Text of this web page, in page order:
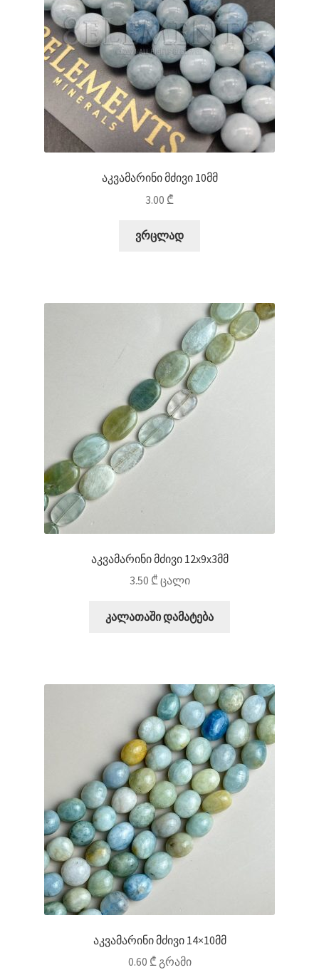
აკვამარინი მძივი 10მმ
3.00 ₾
ვრცლად
აკვამარინი მძივი 12x9x3მმ
3.50 ₾ცალი
კალათაში დამატება
აკვამარინი მძივი 14×10მმ
0.60 ₾გრამი